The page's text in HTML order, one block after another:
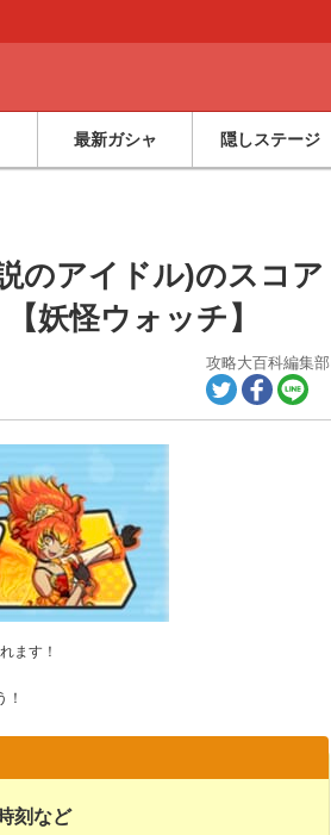
最新ガシャ 隠しステージ
のアイドル)のスコア
妖怪ウォッチ】
攻略大百科編集部
ます ！
！
刻など